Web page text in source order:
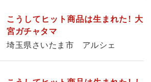
こうしてヒット商品は生まれた！ 大
宮ガチャタマ
埼玉県さいたま市 アルシェ